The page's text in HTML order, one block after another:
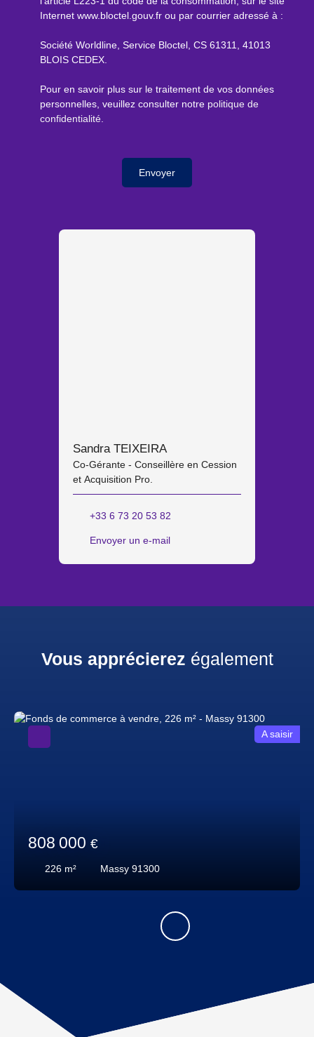
Internet www.bloctel.gouv.fr ou par courrier adressé à :
Société Worldline, Service Bloctel, CS 61311, 41013
BLOIS CEDEX.
Pour en savoir plus sur le traitement de vos données
personnelles, veuillez consulter notre politique de
confidentialité
Envoyer
Sandra TEIXEIRA
Co-Gérante - Conseillère en Cession
et Acquisition Pro.
+33 6 73 20 53 82
Envoyer un e-mail
Vous apprécierez également
808 000 €
226 m² Massy 91300
A saisir